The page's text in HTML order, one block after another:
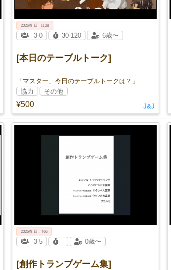
[本日のテーブルトーク]
「マスター、今日のテーブルトークは？」
¥500
2026春 日 - ほ28
3-0 30-120 6歳〜
協力 その他
J&J
[創作トランプゲーム集]
2026春 日 - T66
3-5 - 0歳〜